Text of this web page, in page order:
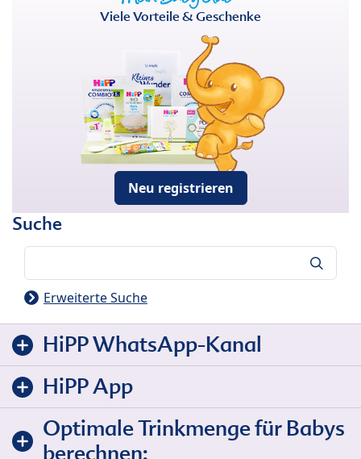
Viele Vorteile & Geschenke
Neu registrieren
Suche
Erweiterte Suche
HiPP WhatsApp-Kanal
HiPP App
Optimale Trinkmenge für Babys